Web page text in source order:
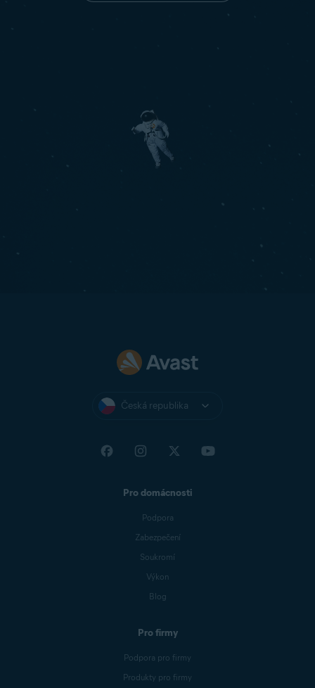
Česká republika
Pro domácnosti
Podpora
Zabezpečení
Soukromí
Výkon
Blog
Pro firmy
Podpora pro firmy
Produkty pro firmy